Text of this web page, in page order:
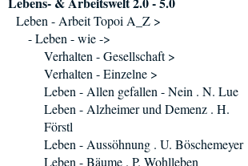
Leben - Arbeit Topoi A_Z >
- Leben - wie ->
Verhalten - Gesellschaft >
Verhalten - Einzelne >
Leben - Allen gefallen - Nein . N. Lue
Leben - Alzheimer und Demenz . H.
Förstl
Leben - Aussöhnung . U. Böschemeyer
Leben - Bäume . P. Wohlleben